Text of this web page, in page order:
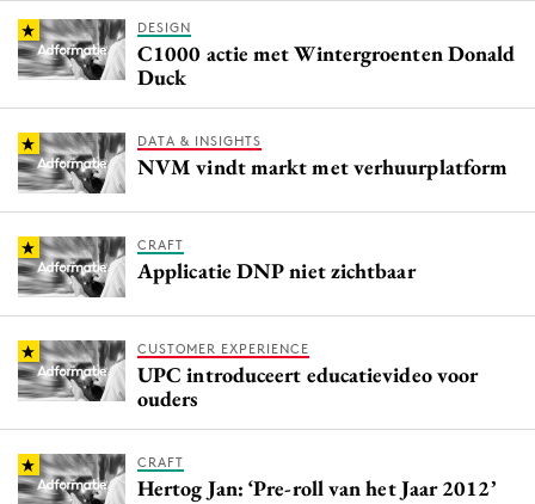
DESIGN
C1000 actie met Wintergroenten Donald
Duck
DATA & INSIGHTS
NVM vindt markt met verhuurplatform
CRAFT
Applicatie DNP niet zichtbaar
CUSTOMER EXPERIENCE
UPC introduceert educatievideo voor
ouders
CRAFT
Hertog Jan: ‘Pre-roll van het Jaar 2012’